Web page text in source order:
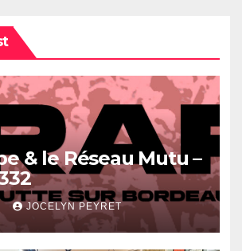
& le Réseau Mutu –
JOCELYN PEYRET